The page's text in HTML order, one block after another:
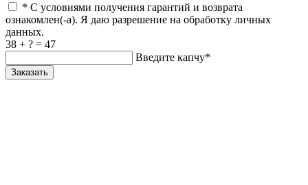
* С условиями получения гарантий и возврата
ознакомлен(-а). Я даю разрешение на обработку личных
данных.
38 + ? = 47
Введите капчу*
Заказать